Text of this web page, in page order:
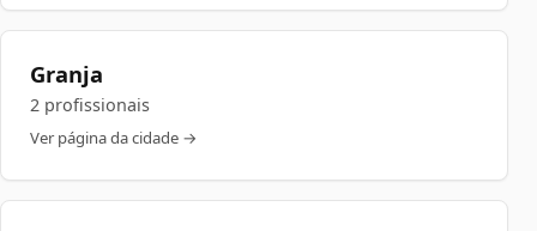
Granja
2 profissionais
Ver página da cidade →